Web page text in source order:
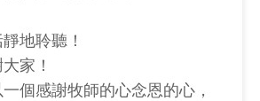
地聆聽！
家！
個感謝牧師的心念恩的心，